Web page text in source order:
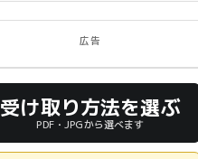
広告
受け取り方法を選ぶ
PDF・JPGから選べます